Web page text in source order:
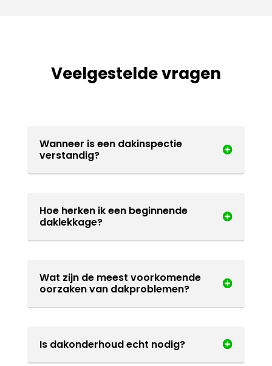
Veelgestelde vragen
Wanneer is een dakinspectie
verstandig?
Hoe herken ik een beginnende
daklekkage?
Wat zijn de meest voorkomende
oorzaken van dakproblemen?
Is dakonderhoud echt nodig?